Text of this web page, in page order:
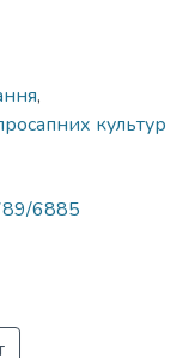
,
культур
6885